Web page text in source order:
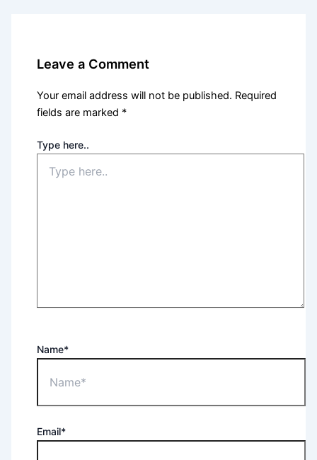
Leave a Comment
Your email address will not be published. Required
fields are marked *
Type here..
Name*
Email*